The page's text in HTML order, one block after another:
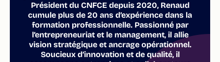
Président du CNFCE depuis 2020, Renaud
cumule plus de 20 ans d’expérience dans la
formation professionnelle. Passionné par
l’entrepreneuriat et le management, il allie
vision stratégique et ancrage opérationnel.
Soucieux d’innovation et de qualité, il